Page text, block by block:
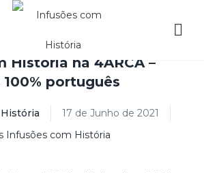
História na 4ARCA –
português
17 de Junho de 2021
Infusões com História